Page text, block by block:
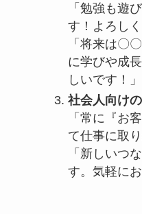
「勉強も遊
す！よろし
「将来は〇
に学びや成
しいです！」
社会人向け
「常に『お
て仕事に取
「新しいつ
す。気軽に